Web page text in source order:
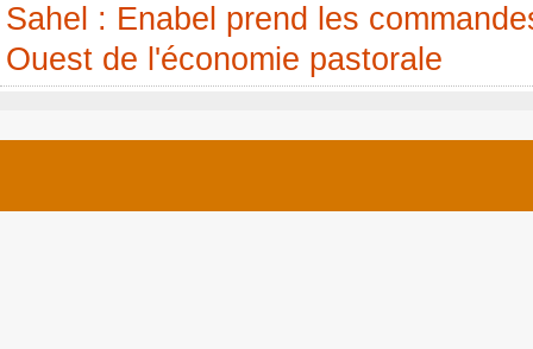
Sahel : Enabel prend les
Ouest de l'économie pastorale